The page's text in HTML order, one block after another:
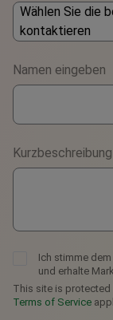
Wählen Sie die
kontaktieren
WhatsApp
Viber
Telegram
Namen eingeben
Kurzbeschreibung
Ich stimme dem
und erhalte
This site is protected
Terms of Service